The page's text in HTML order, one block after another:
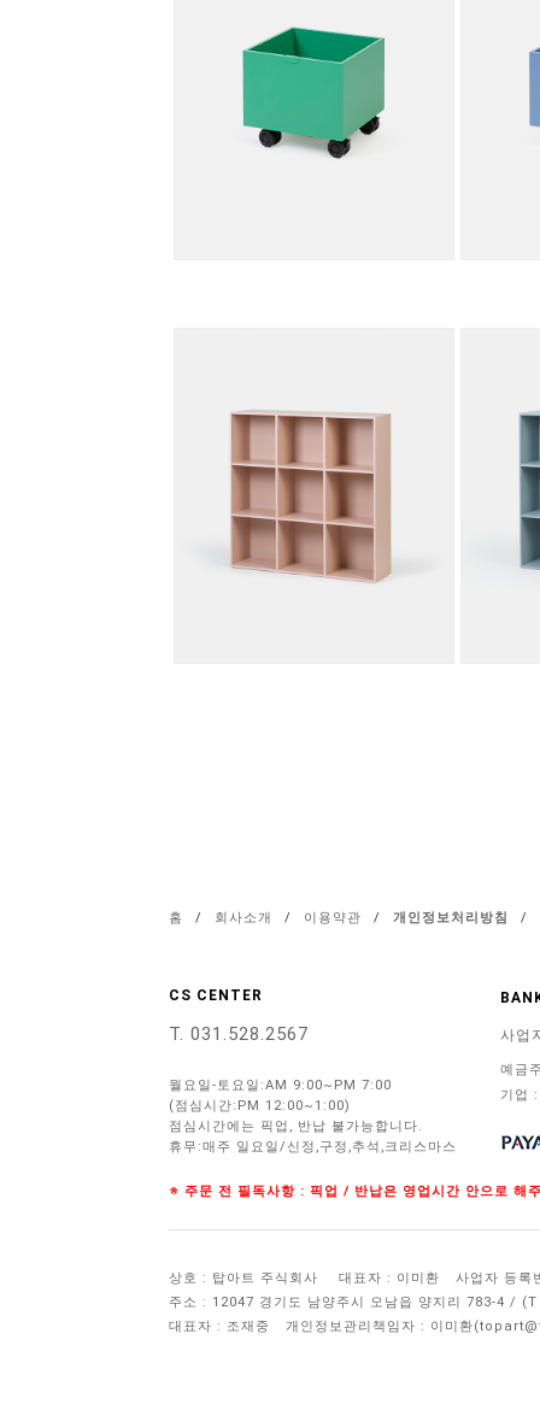
홈 / 회사소개 / 이용약관 / 개인정보처리방침 /
CS CENTER
T. 031.528.2567
월요일-토요일:AM 9:00~PM 7:00
(점심시간:PM 12:00~1:00)
점심시간에는 픽업, 반납 불가능합니다.
휴무:매주 일요일/신정,구정,추석,크리스마스
사업
예금
기업
※ 주문 전 필독사항 : 픽업 / 반납은 영업시간 안으로 해
상호 : 탑아트 주식회사 대표자 : 이미환
사업자 등록
주소 : 12047 경기도 남양주시 오남읍 양지리 783-4 /
대표자 : 조재중
개인정보관리책임자 : 이미환